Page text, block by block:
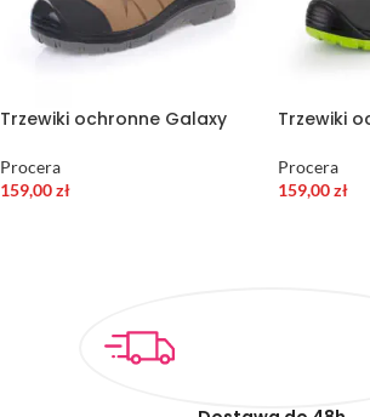
Trzewiki ochronne Galaxy
Procera
159,00zł
Trzewiki
Procera
159,00zł